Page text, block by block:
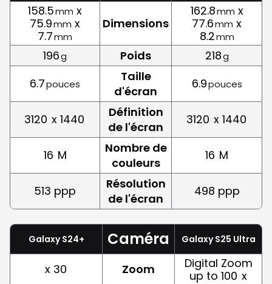
158.5mm x
75.9mm x
7.7mm
Dimensions
162.8mm x
77.6mm x
8.2mm
196g Poids 218g
6.7pouces
Taille
d'écran
6.9pouces
3120 x 1440
Définition
de l'écran
3120 x 1440
16 M
Nombre de
couleurs
16 M
513 ppp
Résolution
de l'écran
498 ppp
Galaxy S24+ Caméra Galaxy S25 Ultra
x 30 Zoom
Digital Zoom
up to 100 x